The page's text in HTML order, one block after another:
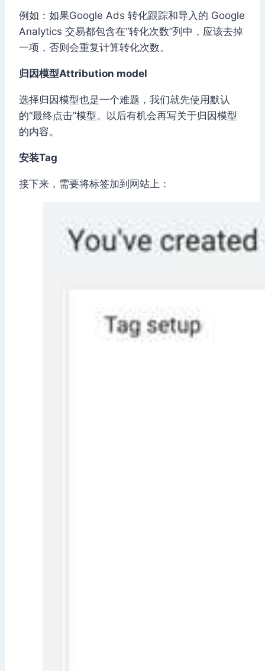
例如：如果Google Ads 转化跟踪和导入的 Google
Analytics 交易都包含在“转化次数”列中，应该去掉
一项，否则会重复计算转化次数。
归因模型Attribution model
选择归因模型也是一个难题，我们就先使用默认
的“最终点击”模型。以后有机会再写关于归因模型
的内容。
安装Tag
接下来，需要将标签加到网站上：